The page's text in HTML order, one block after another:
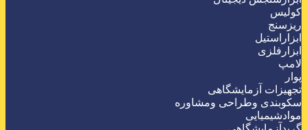
کولیس
ریزسنج
ابزاراستیل
ابزارفلزی
لامپ
پوار
تجهیزات آزمایشگاهی
سکوبندی وطراحی ومشاوره
موادشیمیایی